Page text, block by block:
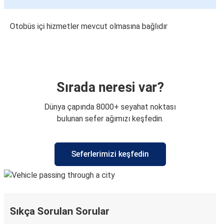
Otobüs içi hizmetler mevcut olmasına bağlıdır
Sırada neresi var?
Dünya çapında 8000+ seyahat noktası
bulunan sefer ağımızı keşfedin.
Seferlerimizi keşfedin
Sıkça Sorulan Sorular